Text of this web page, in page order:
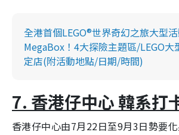
全港首個LEGO®世界奇幻之旅大型
MegaBox！4大探險主題區/LEGO
定店(附活動地點/日期/時間)
7. 香港仔中心 韓系打
香港仔中心由7月22日至9月3日勢要化